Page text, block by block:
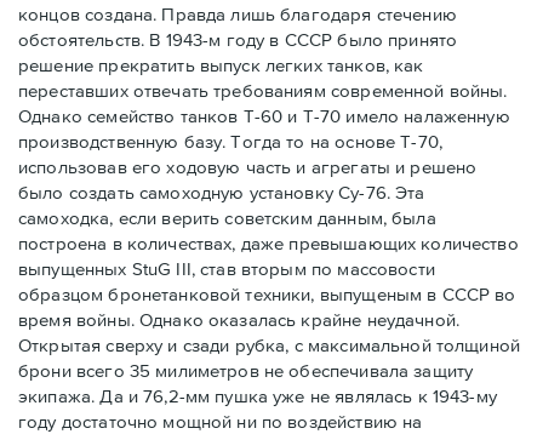
концов создана. Правда лишь благодаря стечению
обстоятельств. В 1943-м году в СССР было принято
решение прекратить выпуск легких танков, как
переставших отвечать требованиям современной войны.
Однако семейство танков Т-60 и Т-70 имело налаженную
производственную базу. Тогда то на основе Т-70,
использовав его ходовую часть и агрегаты и решено
было создать самоходную установку Су-76. Эта
самоходка, если верить советским данным, была
построена в количествах, даже превышающих количество
выпущенных StuG III, став вторым по массовости
образцом бронетанковой техники, выпущеным в СССР во
время войны. Однако оказалась крайне неудачной.
Открытая сверху и сзади рубка, с максимальной толщиной
брони всего 35 милиметров не обеспечивала защиту
экипажа. Да и 76,2-мм пушка уже не являлась к 1943-му
году достаточно мощной ни по воздействию на